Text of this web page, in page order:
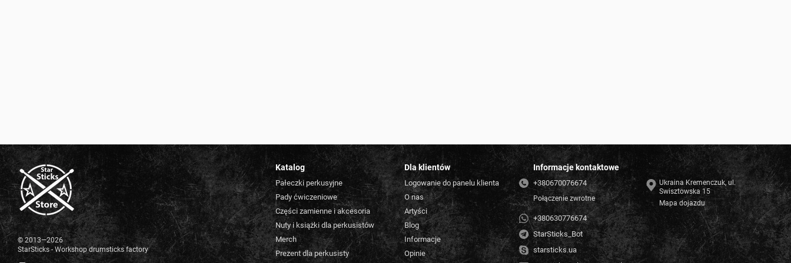
© 2013—2026
StarSticks - Workshop drumsticks factory
Katalog
Pałeczki perkusyjne
Pady ćwiczeniowe
Części zamienne i akcesoria
Nuty i książki dla perkusistów
Merch
Prezent dla perkusisty
Dla klientów
Logowanie do panelu klienta
O nas
Artyści
Blog
Informacje
Opinie
Informacje kontaktowe
+380670076674
Połączenie zwrotne
+380630776674
StarSticks_Bot
starsticks.ua
Ukraina Kremenczuk, ul.
Swisztowska 15
Mapa dojazdu